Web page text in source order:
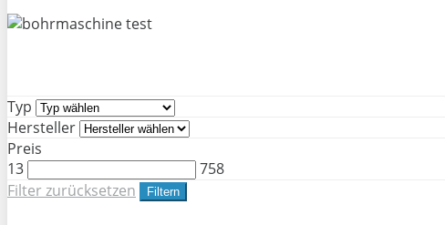
Typ
Hersteller
Preis
13
758
Filter zurücksetzen
Filtern